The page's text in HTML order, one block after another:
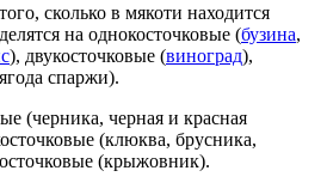
сколько в мякоти находится
на однокосточковые (бузина,
), двукосточковые (виноград),
спаржи).
(черника, черная и красная
(клюква, брусника,
(крыжовник).